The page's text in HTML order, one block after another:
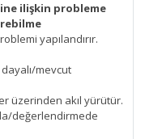
ilişkin probleme
yapılandırır.
mevcut
üzerinden akıl yürütür.
değerlendirmede